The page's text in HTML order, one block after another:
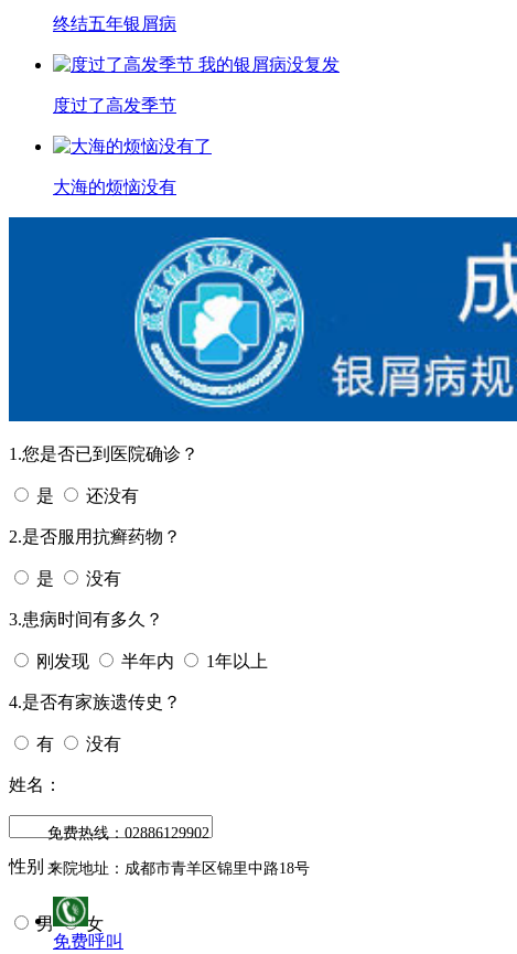
终结五年银屑病
度过了高发季节
大海的烦恼没有
1.您是否已到医院确诊？
是 还没有
2.是否服用抗癣药物？
是 没有
3.患病时间有多久？
刚发现 半年内 1年以上
4.是否有家族遗传史？
有 没有
姓名：
性别：
男 女
免费热线：02886129902
来院地址：成都市青羊区锦里中路18号
免费呼叫